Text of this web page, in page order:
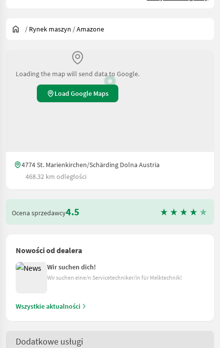
/ Rynek maszyn /Amazone
Loading the map will send data to Google.
Load Google Maps
4774 St. Marienkirchen/Schärding Dolna Austria
468.32 km odległości
Ocena sprzedawcy4.5
Nowości od dealera
Wir suchen dich!
Wir suchen eine/n Servicetechniker/in für Melktechnik!
Wszystkie aktualności
Dodatkowe usługi